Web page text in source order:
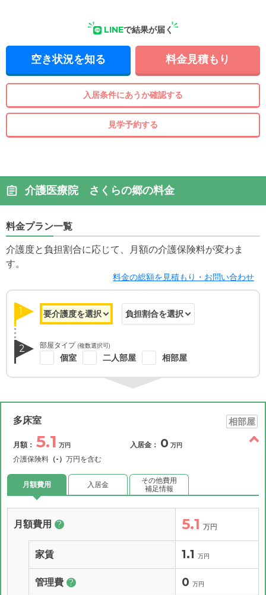
LINEで結果が届く
空き状況を知る 料金見積もり
入居条件にあうか確認する
見学予約する
介護医療院 さくらの郷の料金
料金プラン一覧
介護度と負担割合に応じて、月額の介護保険料が変わま
す。
料金の総額を見積もり・お問い合わせ
1
2 部屋タイプ (複数選択可)
個室 二人部屋 相部屋
多床室 相部屋
月額： 5.1 万円
介護保険料 （-） 万円を含む
入居金： 0 万円
月額費用 入居金
その他費用
補足情報
月額費用 ? 5.1 万円
家賃 1.1 万円
管理費 ? 0 万円